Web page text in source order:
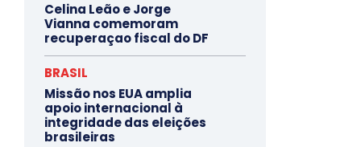
Celina Leão e Jorge
Vianna comemoram
recuperaçao fiscal do DF
BRASIL
Missão nos EUA amplia
apoio internacional à
integridade das eleições
brasileiras